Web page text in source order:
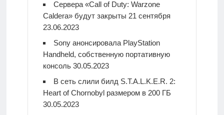
Сервера «Call of Duty: Warzone
Caldera» будут закрыты 21 сентября
23.06.2023
Sony анонсировала PlayStation
Handheld, собственную портативную
консоль 30.05.2023
В сеть слили билд S.T.A.L.K.E.R. 2:
Heart of Chornobyl размером в 200 ГБ
30.05.2023